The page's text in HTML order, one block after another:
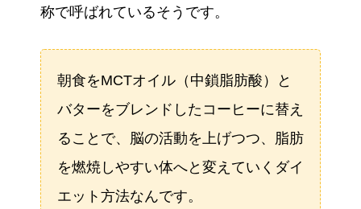
称で呼ばれているそうです。
朝食をMCTオイル（中鎖脂肪酸）と
バターをブレンドしたコーヒーに替え
ることで、脳の活動を上げつつ、脂肪
を燃焼しやすい体へと変えていくダイ
エット方法なんです。